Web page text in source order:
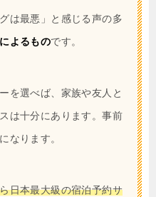
は最悪」と感じる声の多
よるものです。
を選べば、家族や友人と
は十分にあります。事前
なります。
日本最大級の宿泊予約サ